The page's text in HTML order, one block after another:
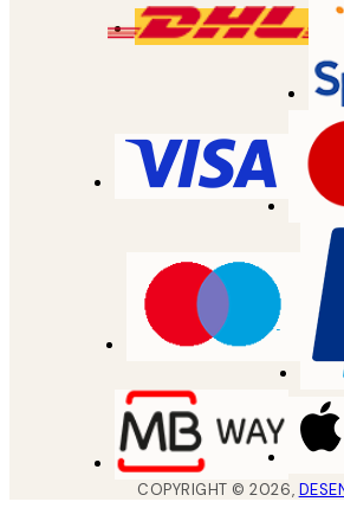
COPYRIGHT ©2026,